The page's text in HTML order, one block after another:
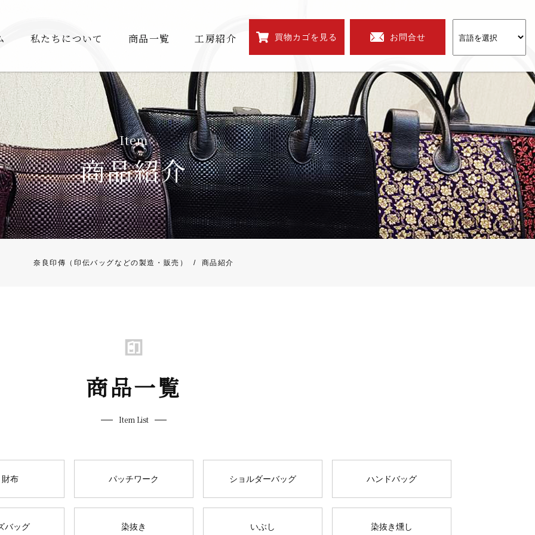
私たちについて 商品一覧 工房紹介 買物カゴを見る お問合せ
Item
商品紹介
奈良印傳（印伝バッグなどの製造・販売） / 商品紹介
商品一覧
Item List
財布 パッチワーク ショルダーバッグ ハンドバッグ
バッグ 染抜き いぶし 染抜き燻し